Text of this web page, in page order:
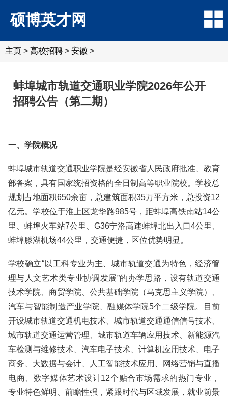
硕博英才网
主页 > 高校招聘 > 安徽 >
蚌埠城市轨道交通职业学院2026年公开
招聘公告（第二期）
一、学院概况
蚌埠城市轨道交通职业学院是经安徽省人民政府批准、教育
部备案，具有国家统招资格的全日制高等职业院校。学校总
规划占地面积650余亩，总建筑面积35万平方米，总投资12
亿元。学校位于淮上区龙华路985号，距蚌埠高铁南站14公
里、蚌埠火车站7公里、G36宁洛高速蚌埠北出入口4公里、
蚌埠滕湖机场44公里，交通便捷，区位优势明显。
学校确立“以工科专业为主、城市轨道交通为特色，经济管
理与人文艺术类专业协调发展”的办学思路，设有轨道交通
技术学院、商贸学院、公共基础学院（马克思主义学院）、
汽车与智能制造产业学院、融媒体学院5个二级学院。目前
开设城市轨道交通机电技术、城市轨道交通通信信号技术、
城市轨道交通运营管理、城市轨道车辆应用技术、新能源汽
车检测与维修技术、汽车电子技术、计算机应用技术、电子
商务、大数据与会计、人工智能技术应用、网络营销与直播
电商、数字媒体艺术设计12个贴合市场需求的热门专业，
专业特色鲜明、前瞻性强，紧跟时代与区域发展，就业前景